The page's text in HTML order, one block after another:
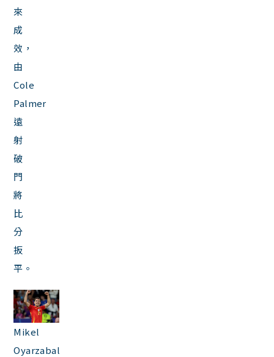
來
成
效，
由
Cole
Palmer
遠
射
破
門
將
比
分
扳
平。
Mikel
Oyarzabal